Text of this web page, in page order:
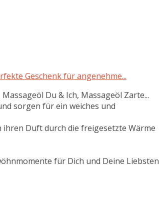
Geschenk für angenehme...
Du & Ich, Massageöl Zarte...
sorgen für ein weiches und
Duft durch die freigesetzte Wärme
für Dich und Deine Liebsten